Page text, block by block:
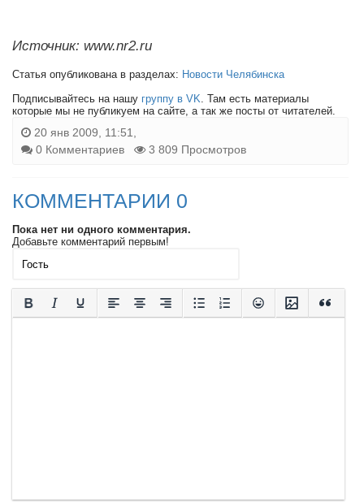
Источник: www.nr2.ru
Статья опубликована в разделах: Новости Челябинска
Подписывайтесь на нашу группу в VK. Там есть материалы
которые мы не публикуем на сайте, а так же посты от читателей.
20 янв 2009, 11:51,
0 Комментариев
3 809 Просмотров
КОММЕНТАРИИ 0
Пока нет ни одного комментария.
Добавьте комментарий первым!